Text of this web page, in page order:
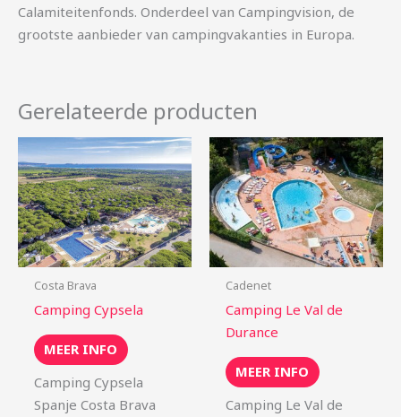
Calamiteitenfonds. Onderdeel van Campingvision, de
grootste aanbieder van campingvakanties in Europa.
Gerelateerde producten
Costa Brava
Camping Cypsela
MEER INFO
Camping Cypsela
Spanje Costa Brava
Cadenet
Camping Le Val de
Durance
MEER INFO
Camping Le Val de